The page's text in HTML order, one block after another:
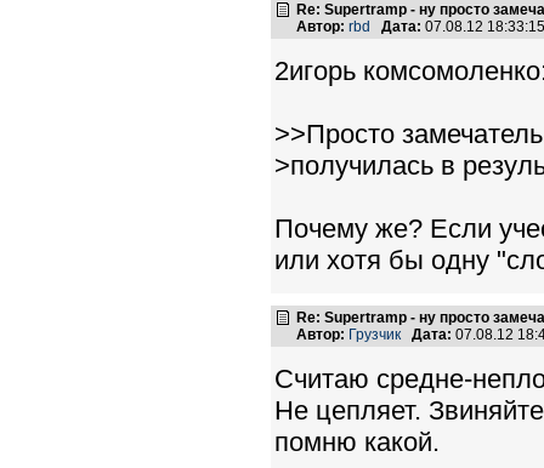
Re: Supertramp - ну просто
Автор: rbd Дата: 07.08.12
2игорь
>>Просто
>получилась в
Почему же? Если
или хотя бы одну
Re: Supertramp - ну просто
Автор: Грузчик Дата: 07.08.12
Считаю средне-
Не цепляет.
помню какой.